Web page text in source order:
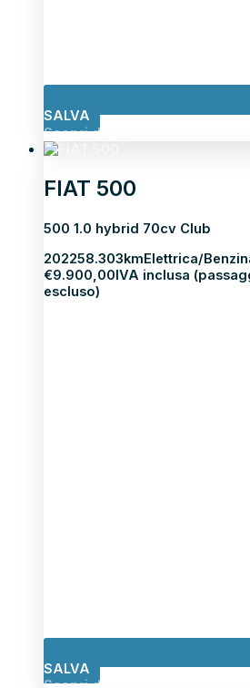
SALVA
Scopri di più
FIAT 500
500 1.0 hybrid 70cv Club
202258.303kmElettrica/
€9.900,00IVA inclusa
escluso)
SALVA